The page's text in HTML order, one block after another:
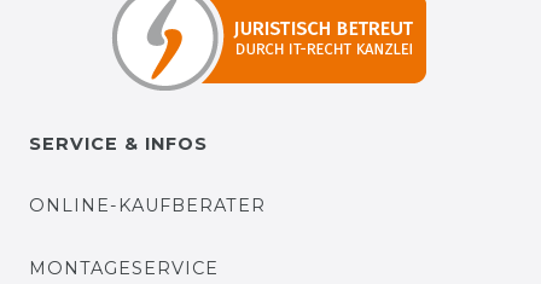
SERVICE & INFOS
ONLINE-KAUFBERATER
MONTAGESERVICE